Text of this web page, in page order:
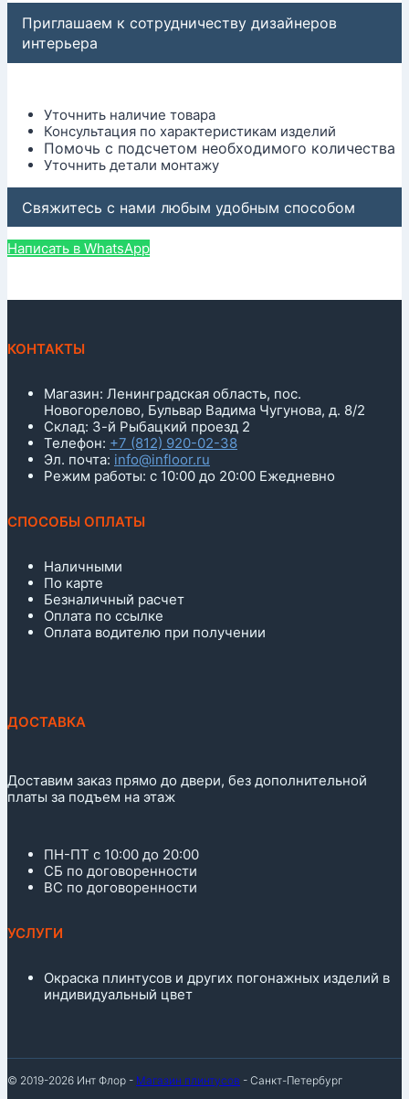
Приглашаем к сотрудничеству дизайнеров
интерьера
Уточнить наличие товара
Консультация по характеристикам изделий
Помочь с подсчетом необходимого количества
Уточнить детали монтажу
Свяжитесь с нами любым удобным способом
Написать в WhatsApp
КОНТАКТЫ
Магазин: Ленинградская область, пос.
Новогорелово, Бульвар Вадима Чугунова, д. 8/2
Склад: 3-й Рыбацкий проезд 2
Телефон: +7 (812) 920-02-38
Эл. почта: info@infloor.ru
Режим работы: с 10:00 до 20:00 Ежедневно
СПОСОБЫ ОПЛАТЫ
Наличными
По карте
Безналичный расчет
Оплата по ссылке
Оплата водителю при получении
ДОСТАВКА
Доставим заказ прямо до двери, без дополнительной
платы за подъем на этаж
ПН-ПТ с 10:00 до 20:00
СБ по договоренности
ВС по договоренности
УСЛУГИ
Окраска плинтусов и других погонажных изделий в
индивидуальный цвет
© 2019-2026 Инт Флор - Магазин плинтусов - Санкт-Петербург